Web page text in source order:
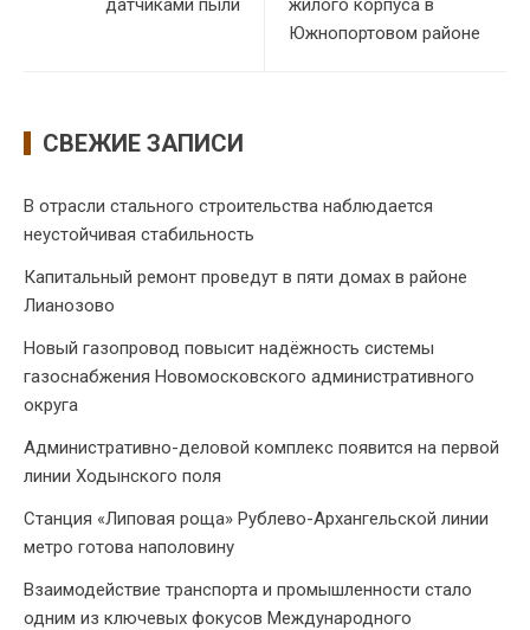
датчиками пыли
жилого корпуса в
Южнопортовом районе
СВЕЖИЕ ЗАПИСИ
В отрасли стального строительства наблюдается
неустойчивая стабильность
Капитальный ремонт проведут в пяти домах в районе
Лианозово
Новый газопровод повысит надёжность системы
газоснабжения Новомосковского административного
округа
Административно-деловой комплекс появится на первой
линии Ходынского поля
Станция «Липовая роща» Рублево-Архангельской линии
метро готова наполовину
Взаимодействие транспорта и промышленности стало
одним из ключевых фокусов Международного